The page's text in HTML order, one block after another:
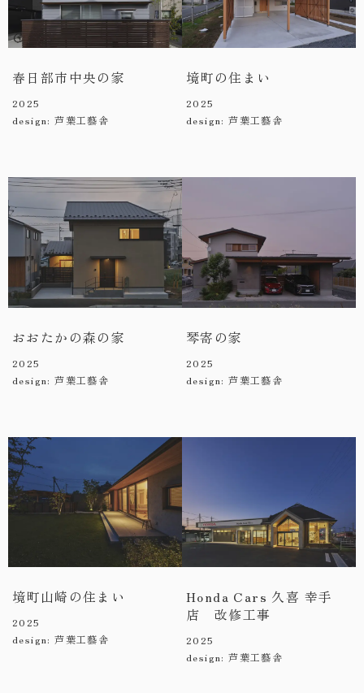
春日部市中央の家
2025
design: 芦葉工藝舎
境町の住まい
2025
design: 芦葉工藝舎
おおたかの森の家
2025
design: 芦葉工藝舎
琴寄の家
2025
design: 芦葉工藝舎
境町山崎の住まい
2025
design: 芦葉工藝舎
Honda Cars 久喜 幸手
店 改修工事
2025
design: 芦葉工藝舎